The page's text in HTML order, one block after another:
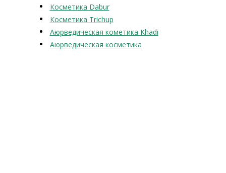
Косметика Dabur
Косметика Trichup
Аюрведическая кометика Khadi
Аюрведическая косметика